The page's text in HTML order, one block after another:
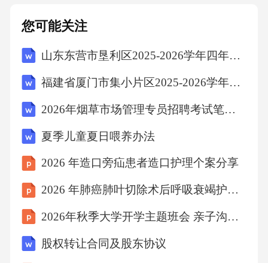
您可能关注
山东东营市垦利区2025-2026学年四年级下学期期末语文试题（文字版含答案）
福建省厦门市集小片区2025-2026学年四年级上学期期末语文试题（文字版含答案）
2026年烟草市场管理专员招聘考试笔试试题（含答案）
夏季儿童夏日喂养办法
2026 年造口旁疝患者造口护理个案分享
2026 年肺癌肺叶切除术后呼吸衰竭护理个案
2026年秋季大学开学主题班会 亲子沟通的艺术课件
股权转让合同及股东协议